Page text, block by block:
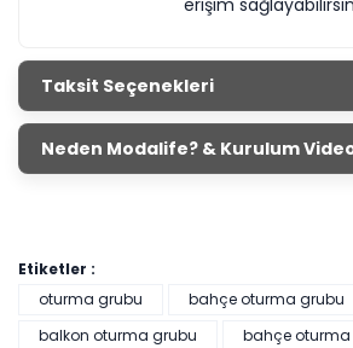
erişim
Taksit Seçenekleri
Neden Modalife? & Kurulum
Etiketler :
oturma grubu
bahçe oturma grubu
balkon oturma grubu
bahçe